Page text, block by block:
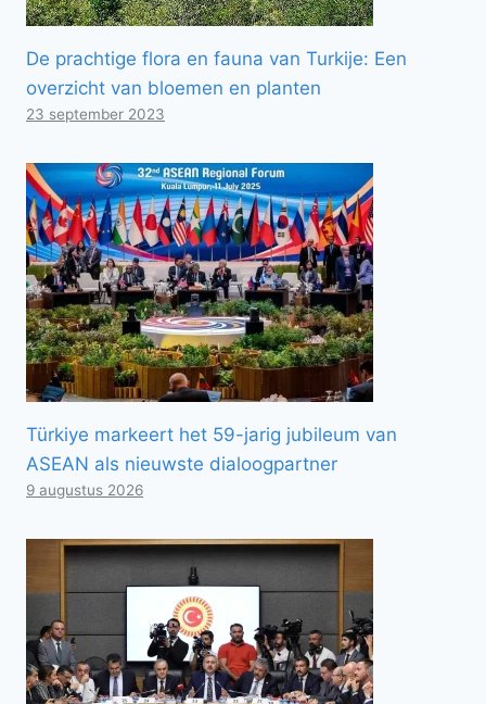
De prachtige flora en fauna van Turkije: Een
overzicht van bloemen en planten
23 september 2023
Türkiye markeert het 59-jarig jubileum van
ASEAN als nieuwste dialoogpartner
9 augustus 2026